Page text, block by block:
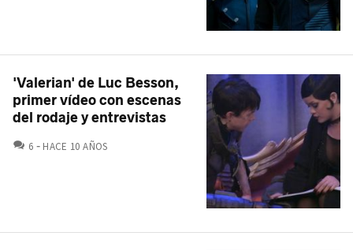
'Valerian' de Luc Besson,
primer vídeo con escenas
del rodaje y entrevistas
6 COMENTARIOS
HACE 10 AÑOS